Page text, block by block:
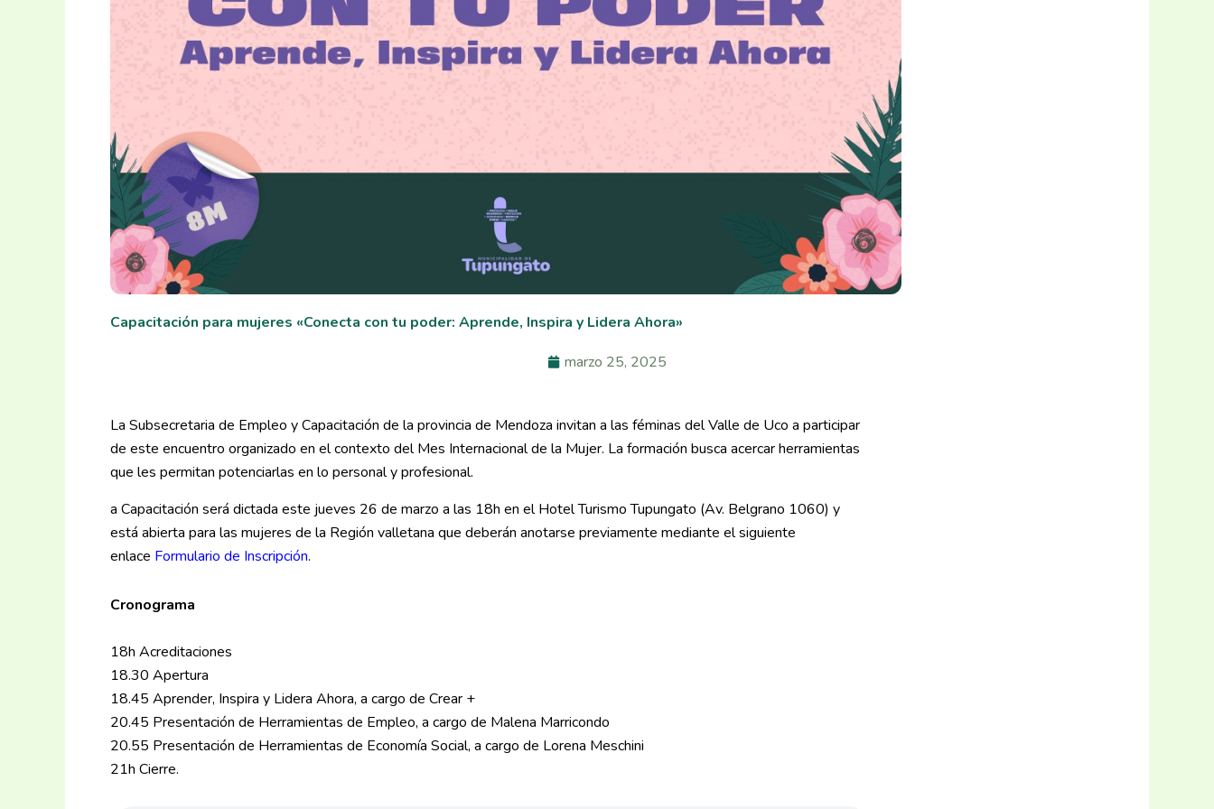
Capacitación para mujeres «Conecta con tu poder: Aprende, Inspira y Lidera Ahora»
marzo 25, 2025
La Subsecretaria de Empleo y Capacitación de la provincia de Mendoza invitan a las féminas del Valle de Uco a participar
de este encuentro organizado en el contexto del Mes Internacional de la Mujer. La formación busca acercar herramientas
que les permitan potenciarlas en lo personal y profesional.
a Capacitación será dictada este jueves 26 de marzo a las 18h en el Hotel Turismo Tupungato (Av. Belgrano 1060) y
está abierta para las mujeres de la Región valletana que deberán anotarse previamente mediante el siguiente
enlace Formulario de Inscripción.
Cronograma
18h Acreditaciones
18.30 Apertura
18.45 Aprender, Inspira y Lidera Ahora, a cargo de Crear +
20.45 Presentación de Herramientas de Empleo, a cargo de Malena Marricondo
20.55 Presentación de Herramientas de Economía Social, a cargo de Lorena Meschini
21h Cierre.